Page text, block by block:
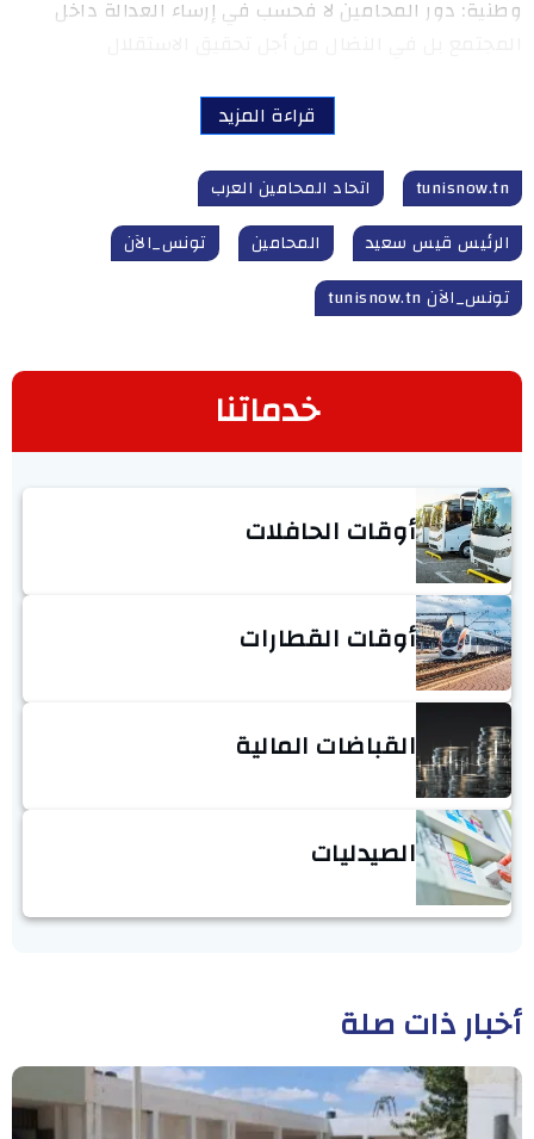
وطنية: دور المحامين لا فحسب في إرساء العدالة داخل
قراءة المزيد
tunisnow.tn
اتحاد المحامين العرب
الرئيس قيس سعيد
المحامين
تونس_الآن
تونس_الآن tunisnow.tn
خدماتنا
أوقات الحافلات
أوقات القطارات
القباضات المالية
الصيدليات
أخبار ذات صلة